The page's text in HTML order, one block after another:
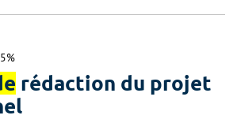
rédaction du projet